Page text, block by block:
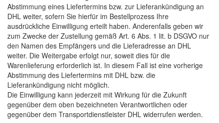
Abstimmung eines Liefertermins bzw. zur Lieferankündigung an
DHL weiter, sofern Sie hierfür im Bestellprozess Ihre
ausdrückliche Einwilligung erteilt haben. Anderenfalls geben wir
zum Zwecke der Zustellung gemäß Art. 6 Abs. 1 lit. b DSGVO nur
den Namen des Empfängers und die Lieferadresse an DHL
weiter. Die Weitergabe erfolgt nur, soweit dies für die
Warenlieferung erforderlich ist. In diesem Fall ist eine vorherige
Abstimmung des Liefertermins mit DHL bzw. die
Lieferankündigung nicht möglich.
Die Einwilligung kann jederzeit mit Wirkung für die Zukunft
gegenüber dem oben bezeichneten Verantwortlichen oder
gegenüber dem Transportdienstleister DHL widerrufen werden.